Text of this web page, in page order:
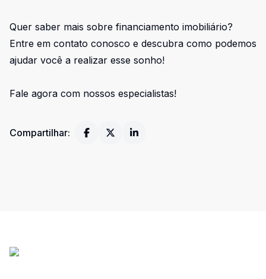
Quer saber mais sobre financiamento imobiliário?
Entre em contato conosco e descubra como podemos
ajudar você a realizar esse sonho!
Fale agora com nossos especialistas!
Compartilhar: